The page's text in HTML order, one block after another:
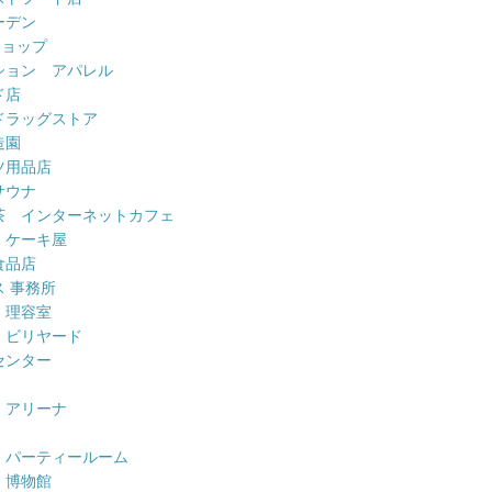
デン
ップ
ョン アパレル
店
ッグストア
用品店
ナ
インターネットカフェ
ーキ屋
品店
事務所
容室
リヤード
ンター
リーナ
ーティールーム
物館